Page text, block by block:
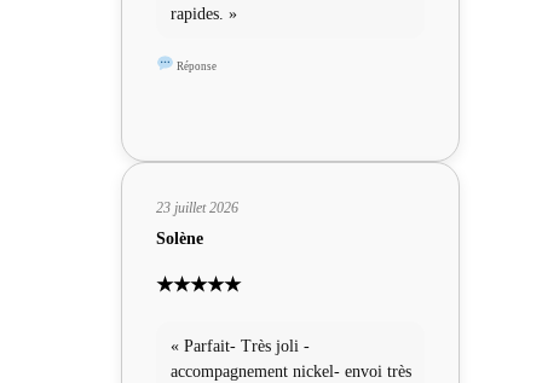
rapides. »
Réponse
23 juillet 2026
Solène
★★★★★
« Parfait- Très joli -
accompagnement nickel- envoi très